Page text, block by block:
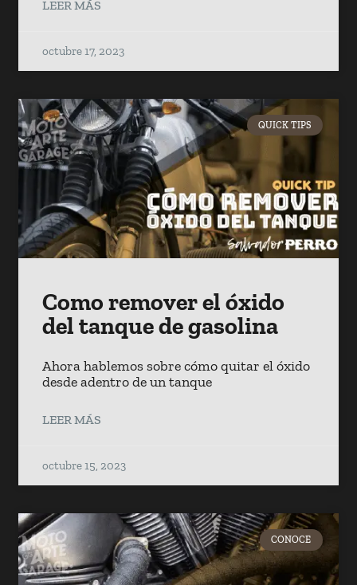
LEER MÁS
octubre 17, 2023
QUICK TIPS
Como remover el óxido
del tanque de gasolina
Ahora hablemos sobre cómo quitar el óxido
desde adentro de un tanque
LEER MÁS
octubre 15, 2023
CONOCE